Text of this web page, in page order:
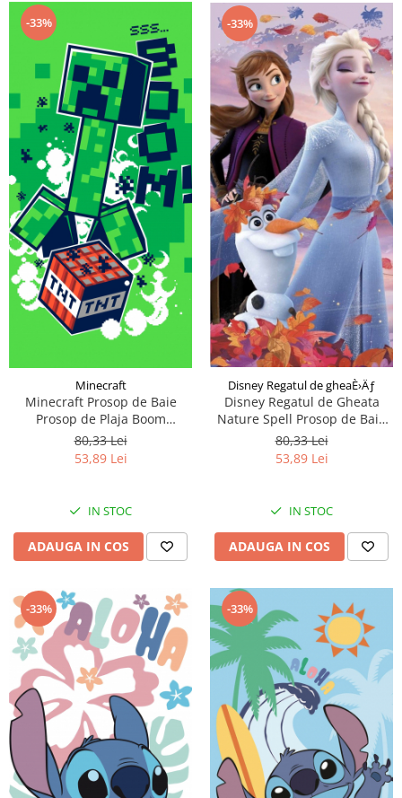
-33%
Minecraft
Minecraft Prosop de Baie
Prosop de Plaja Boom
70*140cm
80,33 Lei
53,89 Lei
IN STOC
ADAUGA IN COS
-33%
Disney Regatul de gheaÈ›Äƒ
Disney Regatul de Gheata
Nature Spell Prosop de Baie
Prosop de Plaja 70x140cm
80,33 Lei
53,89 Lei
IN STOC
ADAUGA IN COS
-33% -33%